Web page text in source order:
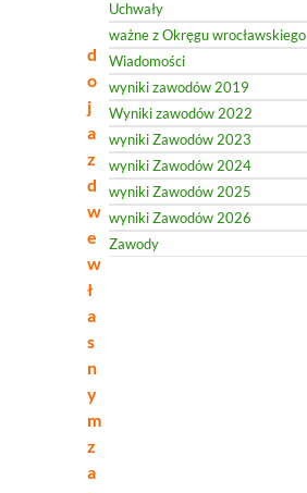
d
o
j
a
z
d
w
e
w
ł
a
s
n
y
m
z
a
Uchwały
ważne z Okręgu wrocławskiego
Wiadomości
wyniki zawodów 2019
Wyniki zawodów 2022
wyniki Zawodów 2023
wyniki Zawodów 2024
wyniki Zawodów 2025
wyniki Zawodów 2026
Zawody